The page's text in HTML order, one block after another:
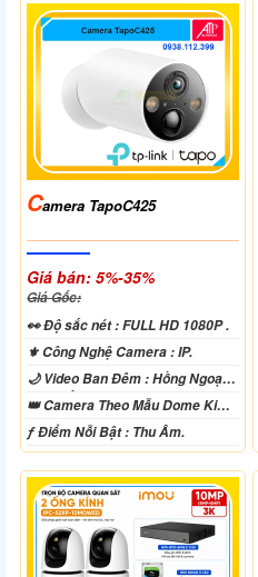
CAmera TapoC425
Giá bán: 5%-35%
Giá Gốc:
️👀 Độ sắc nét :FULL HD 1080P .
⚜️ Công Nghệ Camera :IP.
🌙 Video Ban Đêm :Hồng Ngoại
10m Hồng Ngoại SMD.
👑 Camera Theo MẫuDome Kim
loại + Nhựa.
️ƒ Điểm Nỗi Bật : Thu Âm.